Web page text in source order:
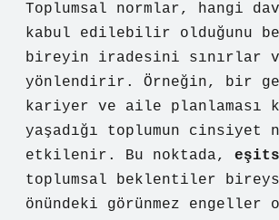
Toplumsal normlar, hangi
kabul edilebilir olduğunu
bireyin iradesini sınırlar
yönlendirir. Örneğin, bir
kariyer ve aile planlaması
yaşadığı toplumun cinsiyet
etkilenir. Bu noktada,
toplumsal beklentiler
önündeki görünmez engeller